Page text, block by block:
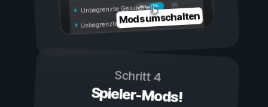
Ein
Aus
Unbegrenzte Gesundheit
Unbegrenzte AusdauerMods umschalten
Schritt 4
Spieler-Mods!